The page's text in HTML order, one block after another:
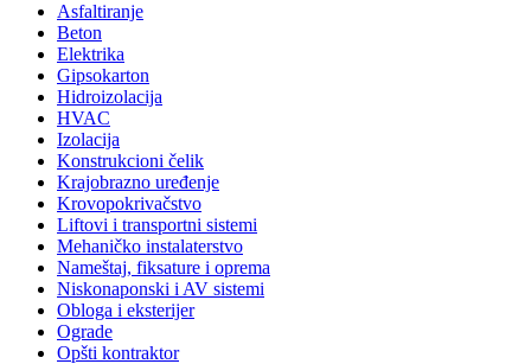
Asfaltiranje
Beton
Elektrika
Gipsokarton
Hidroizolacija
HVAC
Izolacija
Konstrukcioni čelik
Krajobrazno uređenje
Krovopokrivačstvo
Liftovi i transportni sistemi
Mehaničko instalaterstvo
Nameštaj, fiksature i oprema
Niskonaponski i AV sistemi
Obloga i eksterijer
Ograde
Opšti kontraktor